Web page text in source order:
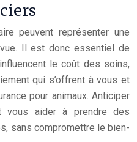
peuvent représenter une
Il est donc essentiel de
le coût des soins,
qui s’offrent à vous et
pour animaux. Anticiper
vous aider à prendre des
sans compromettre le bien-